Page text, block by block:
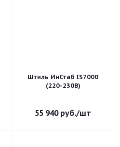
Штиль ИнСтаб IS7000
(220-230В)
55 940руб./шт